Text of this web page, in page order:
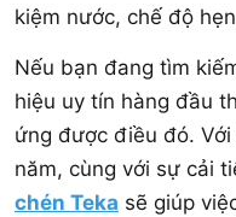
kiệm nước, chế độ
Nếu bạn đang tìm
hiệu uy tín hàng đầu
ứng được điều đó.
năm, cùng với sự cải
chén Teka sẽ giúp